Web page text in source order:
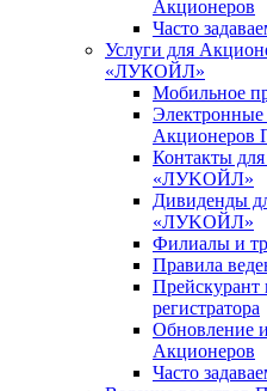
Акционеров
Часто
Услуги для
«ЛУКОЙЛ»
Мобильное
Электронные
Контакты
«ЛУKOЙЛ»
Дивиденды
«ЛУKOЙЛ»
Филиалы и
Правила
Прейскурант
регистратора
Обновление
Акционеров
Часто